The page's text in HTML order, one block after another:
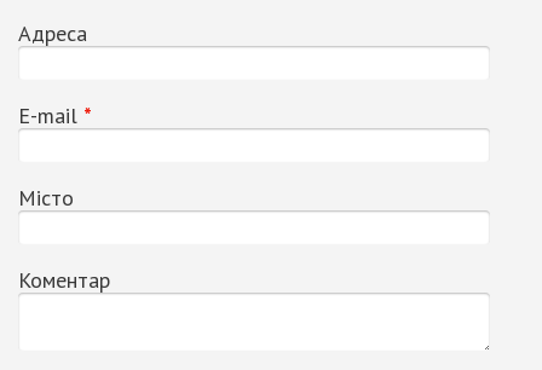
Адреса
Е-mail *
Місто
Коментар